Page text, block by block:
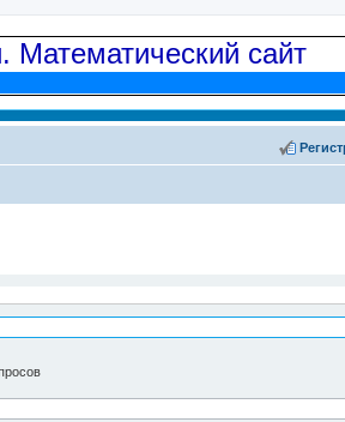
Математический сайт